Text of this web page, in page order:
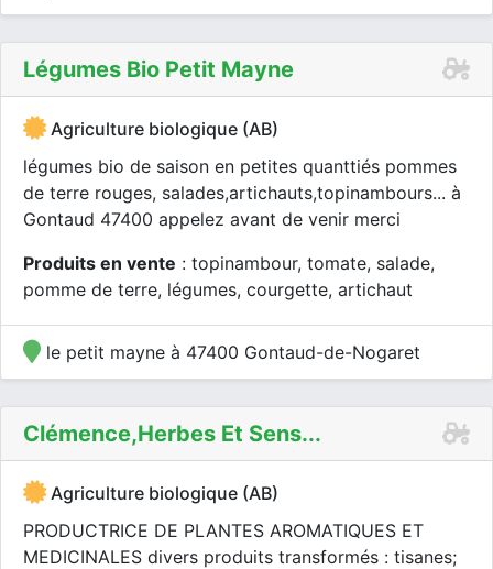
Légumes Bio Petit Mayne
Agriculture biologique (AB)
légumes bio de saison en petites quanttiés pommes
de terre rouges, salades,artichauts,topinambours... à
Gontaud 47400 appelez avant de venir merci
Produits en vente : topinambour, tomate, salade,
pomme de terre, légumes, courgette, artichaut
le petit mayne à 47400 Gontaud-de-Nogaret
Clémence,herbes Et Sens...
Agriculture biologique (AB)
PRODUCTRICE DE PLANTES AROMATIQUES ET
MEDICINALES divers produits transformés : tisanes;